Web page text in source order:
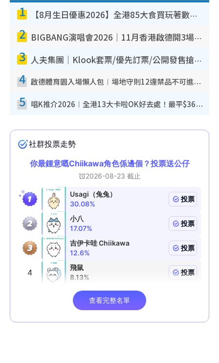
1 【8月生日優惠2026】全港85大食買玩著數攻略 自助餐/火鍋放題同行免費＋誠品/DONKI送現金券
2 BIGBANG演唱會2026｜11月香港啟德開3場！實名制VIP申請、優先購票攻略
3 人夫集團｜Klook套票/優先訂票/公開發售搶飛攻略！附票價.購票連結.場地座位表
4 啟德體育園入場懶人包︱場地守則12違禁品不可進場准帶細水樽但全場禁樽蓋！應援牌有限制！
5 唱K推介2026︱全港13大卡啦OK好去處！最平$36起 日文K都有！(附地址+收費詳情)